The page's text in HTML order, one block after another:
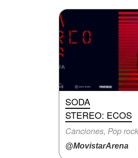
SODA
STEREO: ECOS
Canciones, Pop rock
@MovistarArena